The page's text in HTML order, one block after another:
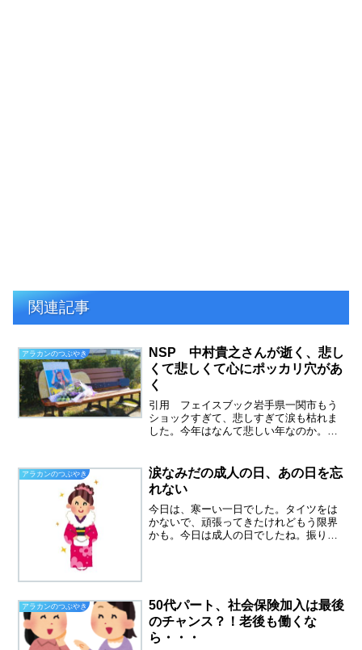
関連記事
アラカンのつぶやき
NSP 中村貴之さんが逝く、悲し
くて悲しくて心にポッカリ穴があ
く
引用 フェイスブック岩手県一関市もう
ショックすぎて、悲しすぎて涙も枯れま
した。今年はなんて悲しい年なのか。母
NSP 中村貴之さんが逝くNSPは私の青
春でした、そしてつらい結...
アラカンのつぶやき
涙なみだの成人の日、あの日を忘
れない
今日は、寒ーい一日でした。タイツをは
かないで、頑張ってきたけれどもう限界
かも。今日は成人の日でしたね。振り袖
アラカンのつぶやき
50代パート、社会保険加入は最後
のチャンス？！老後も働くな
ら・・・